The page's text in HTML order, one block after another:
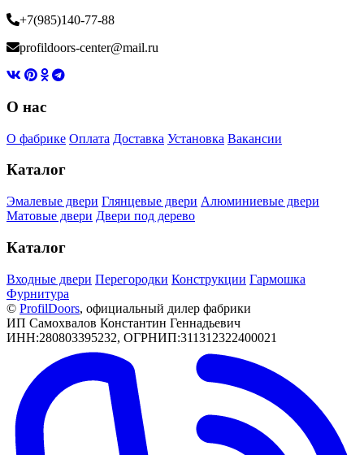
+7(985)140-77-88
profildoors-center@mail.ru
О нас
О фабрике Оплата Доставка Установка Вакансии
Каталог
Эмалевые двери Глянцевые двери Алюминиевые двери
Матовые двери Двери под дерево
Каталог
Входные двери Перегородки Конструкции Гармошка
Фурнитура
© РrofilDoors, официальный дилер фабрики
ИП Самохвалов Константин Геннадьевич
ИНН:280803395232, ОГРНИП:311312322400021